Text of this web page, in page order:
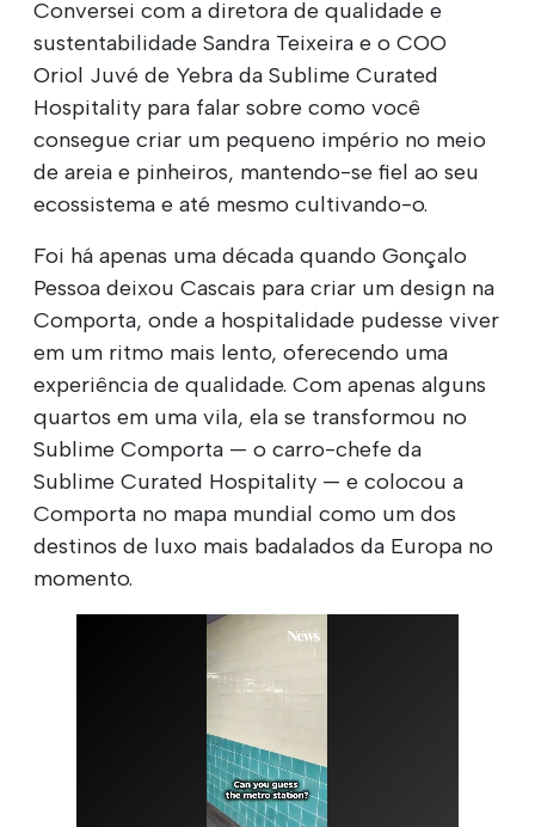
Conversei com a diretora de qualidade e
sustentabilidade Sandra Teixeira e o COO
Oriol Juvé de Yebra da Sublime Curated
Hospitality para falar sobre como você
consegue criar um pequeno império no meio
de areia e pinheiros, mantendo-se fiel ao seu
ecossistema e até mesmo cultivando-o.
Foi há apenas uma década quando Gonçalo
Pessoa deixou Cascais para criar um design na
Comporta, onde a hospitalidade pudesse viver
em um ritmo mais lento, oferecendo uma
experiência de qualidade. Com apenas alguns
quartos em uma vila, ela se transformou no
Sublime Comporta — o carro-chefe da
Sublime Curated Hospitality — e colocou a
Comporta no mapa mundial como um dos
destinos de luxo mais badalados da Europa no
momento.